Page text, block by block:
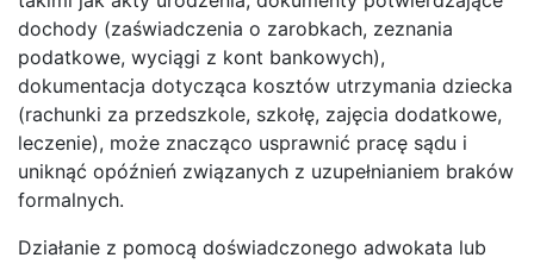
dochody (zaświadczenia o zarobkach, zeznania
podatkowe, wyciągi z kont bankowych),
dokumentacja dotycząca kosztów utrzymania dziecka
(rachunki za przedszkole, szkołę, zajęcia dodatkowe,
leczenie), może znacząco usprawnić pracę sądu i
uniknąć opóźnień związanych z uzupełnianiem braków
formalnych.
Działanie z pomocą doświadczonego adwokata lub